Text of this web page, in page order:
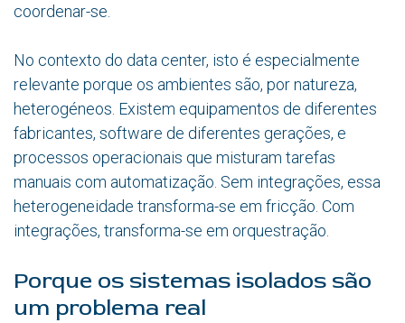
coordenar-se.
No contexto do data center, isto é especialmente
relevante porque os ambientes são, por natureza,
heterogéneos. Existem equipamentos de diferentes
fabricantes, software de diferentes gerações, e
processos operacionais que misturam tarefas
manuais com automatização. Sem integrações, essa
heterogeneidade transforma-se em fricção. Com
integrações, transforma-se em orquestração.
Porque os sistemas isolados são
um problema real